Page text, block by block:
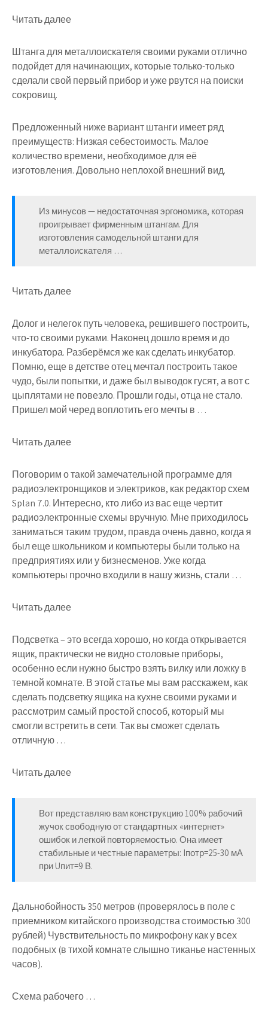
Читать далее
Штанга для металлоискателя своими руками отлично
подойдет для начинающих, которые только-только
сделали свой первый прибор и уже рвутся на поиски
сокровищ.
Предложенный ниже вариант штанги имеет ряд
преимуществ: Низкая себестоимость. Малое
количество времени, необходимое для её
изготовления. Довольно неплохой внешний вид.
Из минусов — недостаточная эргономика, которая
проигрывает фирменным штангам. Для
изготовления самодельной штанги для
металлоискателя …
Читать далее
Долог и нелегок путь человека, решившего построить,
что-то своими руками. Наконец дошло время и до
инкубатора. Разберёмся же как сделать инкубатор.
Помню, еще в детстве отец мечтал построить такое
чудо, были попытки, и даже был выводок гусят, а вот с
цыплятами не повезло. Прошли годы, отца не стало.
Пришел мой черед воплотить его мечты в …
Читать далее
Поговорим о такой замечательной программе для
радиоэлектронщиков и электриков, как редактор схем
Splan 7.0. Интересно, кто либо из вас еще чертит
радиоэлектронные схемы вручную. Мне приходилось
заниматься таким трудом, правда очень давно, когда я
был еще школьником и компьютеры были только на
предприятиях или у бизнесменов. Уже когда
компьютеры прочно входили в нашу жизнь, стали …
Читать далее
Подсветка – это всегда хорошо, но когда открывается
ящик, практически не видно столовые приборы,
особенно если нужно быстро взять вилку или ложку в
темной комнате. В этой статье мы вам расскажем, как
сделать подсветку ящика на кухне своими руками и
рассмотрим самый простой способ, который мы
смогли встретить в сети. Так вы сможет сделать
отличную …
Читать далее
Вот представляю вам конструкцию 100% рабочий
жучок свободную от стандартных «интернет»
ошибок и легкой повторяемостью. Она имеет
стабильные и честные параметры: Iпотр=25-30 мА
при Uпит=9 В.
Дальнобойность 350 метров (проверялось в поле с
приемником китайского производства стоимостью 300
рублей) Чувствительность по микрофону как у всех
подобных (в тихой комнате слышно тиканье настенных
часов).
Схема рабочего …